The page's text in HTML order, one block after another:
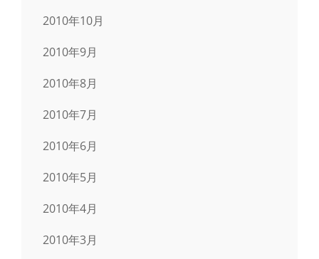
2010年10月
2010年9月
2010年8月
2010年7月
2010年6月
2010年5月
2010年4月
2010年3月